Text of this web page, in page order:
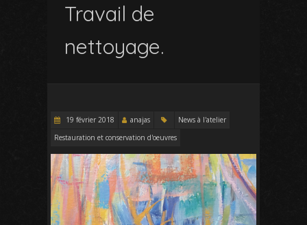
Travail de
nettoyage.
19 février 2018 anajas
News à l'atelier
Restauration et conservation d'oeuvres